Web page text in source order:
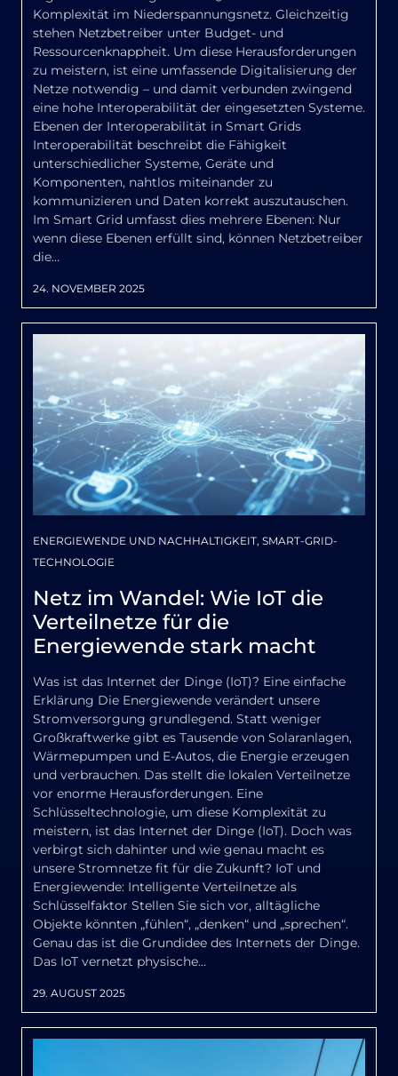
Über Cookies
Komplexität im Niederspannungsnetz. Gleichzeitig
stehen Netzbetreiber unter Budget- und
Ressourcenknappheit. Um diese Herausforderungen
zu meistern, ist eine umfassende Digitalisierung der
Netze notwendig – und damit verbunden zwingend
eine hohe Interoperabilität der eingesetzten Systeme.
Ebenen der Interoperabilität in Smart Grids
Interoperabilität beschreibt die Fähigkeit
unterschiedlicher Systeme, Geräte und
Komponenten, nahtlos miteinander zu
kommunizieren und Daten korrekt auszutauschen.
Im Smart Grid umfasst dies mehrere Ebenen: Nur
wenn diese Ebenen erfüllt sind, können Netzbetreiber
die…
24. NOVEMBER 2025
ENERGIEWENDE UND NACHHALTIGKEIT, SMART-GRID-
TECHNOLOGIE
Netz im Wandel: Wie IoT die
Verteilnetze für die
Energiewende stark macht
Was ist das Internet der Dinge (IoT)? Eine einfache
Erklärung Die Energiewende verändert unsere
Stromversorgung grundlegend. Statt weniger
Großkraftwerke gibt es Tausende von Solaranlagen,
Wärmepumpen und E-Autos, die Energie erzeugen
und verbrauchen. Das stellt die lokalen Verteilnetze
vor enorme Herausforderungen. Eine
Schlüsseltechnologie, um diese Komplexität zu
meistern, ist das Internet der Dinge (IoT). Doch was
verbirgt sich dahinter und wie genau macht es
unsere Stromnetze fit für die Zukunft? IoT und
Energiewende: Intelligente Verteilnetze als
Schlüsselfaktor Stellen Sie sich vor, alltägliche
Objekte könnten „fühlen“, „denken“ und „sprechen“.
Genau das ist die Grundidee des Internets der Dinge.
Das IoT vernetzt physische…
29. AUGUST 2025